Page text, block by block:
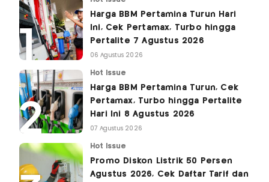
Harga BBM Pertamina Turun Hari
Ini, Cek Pertamax, Turbo hingga
Pertalite 7 Agustus 2026
06 Agustus 2026
Hot Issue
Harga BBM Pertamina Turun, Cek
Pertamax, Turbo hingga Pertalite
Hari Ini 8 Agustus 2026
07 Agustus 2026
Hot Issue
Promo Diskon Listrik 50 Persen
Agustus 2026, Cek Daftar Tarif dan